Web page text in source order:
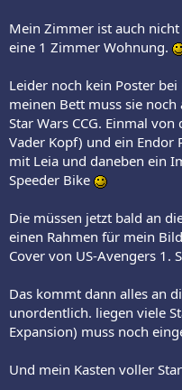
Mein Zimmer ist auch
eine 1 Zimmer Wohnung.
Leider noch kein Poster
meinen Bett muss sie noch
Star Wars CCG. Einmal
Vader Kopf) und ein Endor
mit Leia und daneben ein
Speeder Bike
Die müssen jetzt bald an
einen Rahmen für mein
Cover von US-Avengers 1.
Das kommt dann alles an
unordentlich. liegen viele
Expansion) muss noch
Und mein Kasten voller